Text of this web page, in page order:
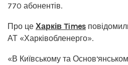
770 абонентів.
Про це Харків Times
АТ «Харківобленерго».
«В Київському та